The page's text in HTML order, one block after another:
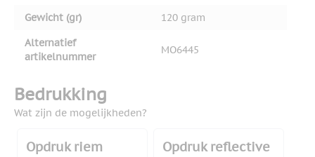
Gewicht (gr)
120 gram
Alternatief
artikelnummer
MO6445
Bedrukking
Wat zijn de mogelijkheden?
Opdruk riem
Opdruk reflective